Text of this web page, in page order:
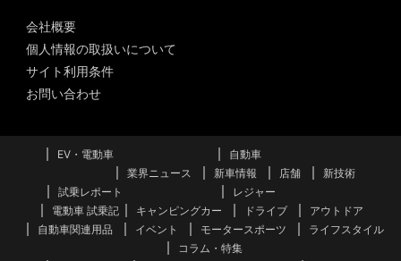
会社概要
個人情報の取扱いについて
サイト利用条件
お問い合わせ
EV・電動車
自動車
業界ニュース
新車情報 店舗
新技術
試乗レポート
電動車 試乗記
レジャー
キャンピングカー
ドライブ
アウトドア
自動車関連用品
イベント モータースポーツ
ライフスタイル
コラム・特集